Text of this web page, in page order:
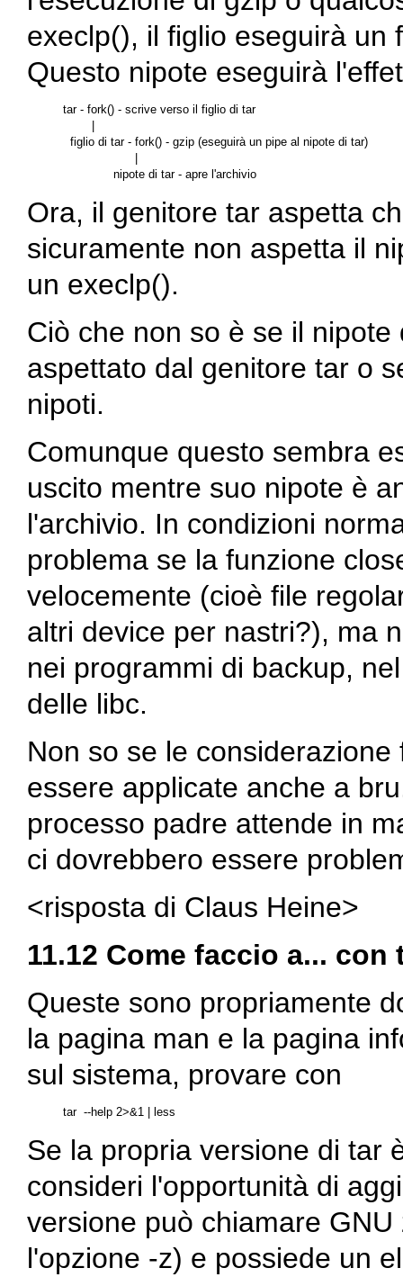
execlp(), il figlio eseguirà
Questo nipote eseguirà
tar - fork() - scrive verso il figlio di tar
  figlio di tar - fork() - gzip (eseguirà un pipe al nipote di tar)
Ora, il genitore tar aspetta
sicuramente non aspetta il
un execlp().
Ciò che non so è se il
aspettato dal genitore tar o
nipoti.
Comunque questo sembra
uscito mentre suo nipote è
l'archivio. In condizioni
problema se la funzione
velocemente (cioè file
altri device per nastri?), ma
nei programmi di backup,
delle libc.
Non so se le
essere applicate anche a bru
processo padre attende in
ci dovrebbero essere
<risposta di Claus Heine>
11.12 Come faccio a... con
Queste sono propriamente
la pagina man e la pagina
sul sistema, provare con
Se la propria versione di tar
consideri l'opportunità di
versione può chiamare GNU
l'opzione -z) e possiede un